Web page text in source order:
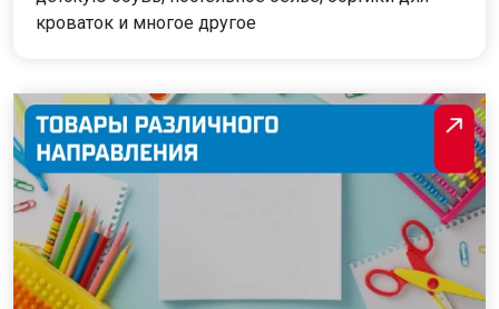
кроваток и многое другое